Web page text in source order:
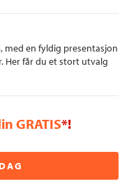
med en fyldig presentasjon
Her får du et stort utvalg
GRATIS*!